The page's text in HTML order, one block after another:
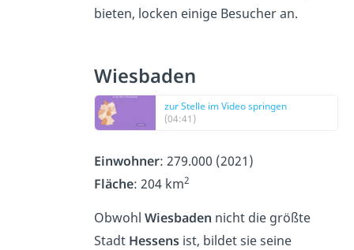
bieten, locken einige Besucher an.
Wiesbaden
zur Stelle im Video springen
(04:41)
Einwohner: 279.000 (2021)
Fläche: 204 km2
ObwohlWiesbaden nicht die größte
Stadt Hessens ist, bildet sie seine